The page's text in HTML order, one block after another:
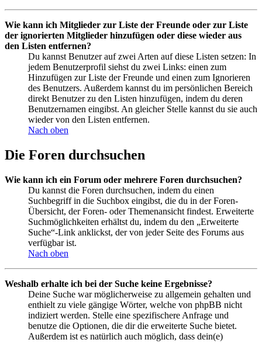
Wie kann ich Mitglieder zur Liste der Freunde oder zur Liste
der ignorierten Mitglieder hinzufügen oder diese wieder aus
den Listen entfernen?
Du kannst Benutzer auf zwei Arten auf diese Listen setzen: In
jedem Benutzerprofil siehst du zwei Links: einen zum
Hinzufügen zur Liste der Freunde und einen zum Ignorieren
des Benutzers. Außerdem kannst du im persönlichen Bereich
direkt Benutzer zu den Listen hinzufügen, indem du deren
Benutzernamen eingibst. An gleicher Stelle kannst du sie auch
wieder von den Listen entfernen.
Nach oben
Die Foren durchsuchen
Wie kann ich ein Forum oder mehrere Foren durchsuchen?
Du kannst die Foren durchsuchen, indem du einen
Suchbegriff in die Suchbox eingibst, die du in der Foren-
Übersicht, der Foren- oder Themenansicht findest. Erweiterte
Suchmöglichkeiten erhältst du, indem du den „Erweiterte
Suche“-Link anklickst, der von jeder Seite des Forums aus
verfügbar ist.
Nach oben
Weshalb erhalte ich bei der Suche keine Ergebnisse?
Deine Suche war möglicherweise zu allgemein gehalten und
enthielt zu viele gängige Wörter, welche von phpBB nicht
indiziert werden. Stelle eine spezifischere Anfrage und
benutze die Optionen, die dir die erweiterte Suche bietet.
Außerdem ist es natürlich auch möglich, dass dein(e)